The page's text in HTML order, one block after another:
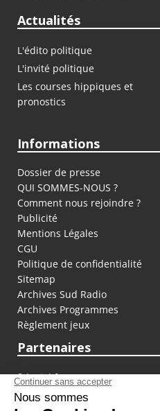
Actualités
L'édito politique
L'invité politique
Les courses hippiques et
pronostics
Informations
Dossier de presse
QUI SOMMES-NOUS ?
Comment nous rejoindre ?
Publicité
Mentions Légales
CGU
Politique de confidentialité
Sitemap
Archives Sud Radio
Archives Programmes
Règlement jeux
Partenaires
fiducial.fr
lyoncapitale.fr